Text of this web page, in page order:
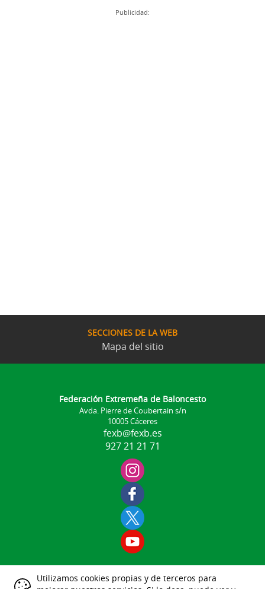
Publicidad:
SECCIONES DE LA WEB
Mapa del sitio
Federación Extremeña de Baloncesto
Avda. Pierre de Coubertain s/n
10005 Cáceres
fexb@fexb.es
927 21 21 71
Aviso Legal
Utilizamos cookies propias y de terceros para